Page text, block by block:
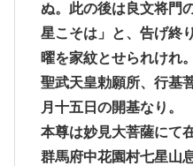
ぬ。此の後は良文将門
星こそは」と、告げ終
曜を家紋とせられけれ。
聖武天皇勅願所、行基
月十五日の開基なり。
本尊は妙見大菩薩にて
群馬府中花園村七星山